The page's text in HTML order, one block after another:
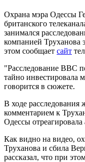
Охрана мэра Одессы
британского
занимался
компанией
этом сообщает сайт
"Расследование BBC
тайно инвестировала
говорится в сюжете.
В ходе расследования
комментарием к
Одессы
Как видно на видео,
Труханова и сбила
рассказал, что при